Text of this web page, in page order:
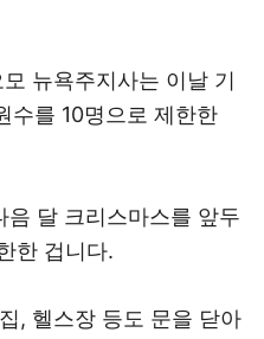
뉴욕주지사는 이날 기
수를 10명으로 제한한
달 크리스마스를 앞두
한 겁니다.
, 헬스장 등도 문을 닫아